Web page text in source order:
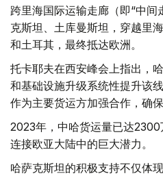
跨里海国际运输走廊（即“中
克斯坦、土库曼斯坦，穿越里
和土耳其，最终抵达欧洲。
托卡耶夫在西安峰会上指出，
和基础设施升级系统性提升该
作为主要货运方加强合作，确
2023年，中哈货运量已达2300
连接欧亚大陆中的巨大潜力。
哈萨克斯坦的积极支持不仅体